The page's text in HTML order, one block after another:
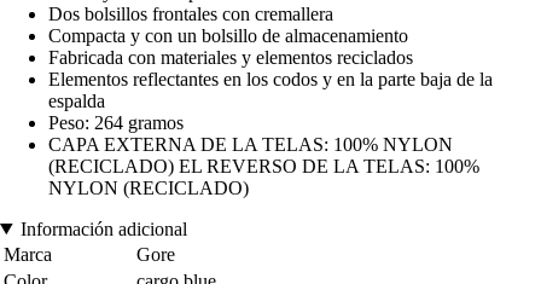
Dos bolsillos frontales con cremallera
Compacta y con un bolsillo de almacenamiento
Fabricada con materiales y elementos reciclados
Elementos reflectantes en los codos y en la parte baja de la
espalda
Peso: 264 gramos
CAPA EXTERNA DE LA TELAS: 100% NYLON
(RECICLADO) EL REVERSO DE LA TELAS: 100%
NYLON (RECICLADO)
Información adicional
Marca
Gore